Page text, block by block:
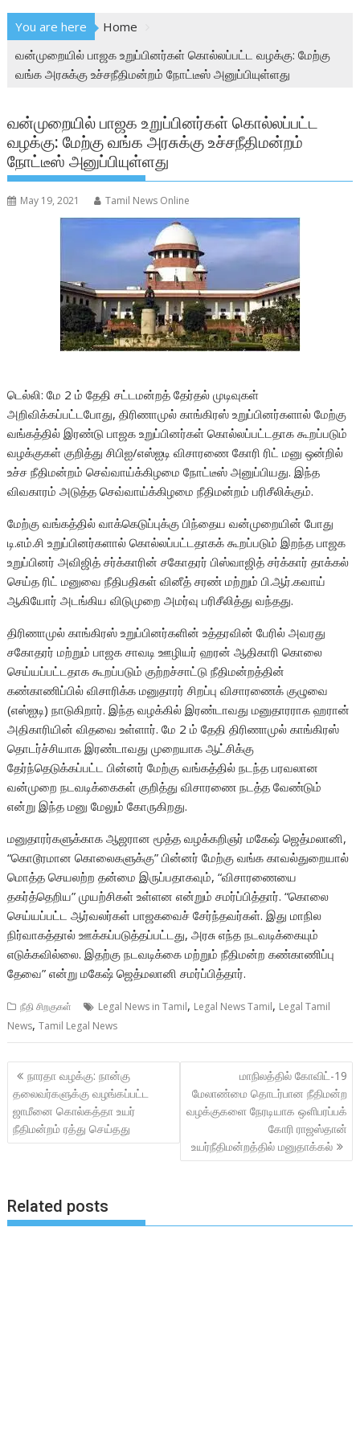
You are here
Home
வன்முறையில் பாஜக உறுப்பினர்கள் கொல்லப்பட்ட வழக்கு: மேற்கு
வங்க அரசுக்கு உச்சநீதிமன்றம் நோட்டீஸ் அனுப்பியுள்ளது
வன்முறையில் பாஜக உறுப்பினர்கள் கொல்லப்பட்ட
வழக்கு: மேற்கு வங்க அரசுக்கு உச்சநீதிமன்றம்
நோட்டீஸ் அனுப்பியுள்ளது
May 19, 2021 Tamil News Online
டெல்லி: மே 2 ம் தேதி சட்டமன்றத் தேர்தல் முடிவுகள்
அறிவிக்கப்பட்டபோது, திரிணாமுல் காங்கிரஸ் உறுப்பினர்களால் மேற்கு
வங்கத்தில் இரண்டு பாஜக உறுப்பினர்கள் கொல்லப்பட்டதாக கூறப்படும்
வழக்குகள் குறித்து சிபிஐ/எஸ்ஐடி விசாரணை கோரி ரிட் மனு ஒன்றில்
உச்ச நீதிமன்றம் செவ்வாய்க்கிழமை நோட்டீஸ் அனுப்பியது. இந்த
விவகாரம் அடுத்த செவ்வாய்க்கிழமை நீதிமன்றம் பரிசீலிக்கும்.
மேற்கு வங்கத்தில் வாக்கெடுப்புக்கு பிந்தைய வன்முறையின் போது
டி.எம்.சி உறுப்பினர்களால் கொல்லப்பட்டதாகக் கூறப்படும் இறந்த பாஜக
உறுப்பினர் அவிஜித் சர்க்காரின் சகோதரர் பிஸ்வாஜித் சர்க்கார் தாக்கல்
செய்த ரிட் மனுவை நீதிபதிகள் வினீத் சரண் மற்றும் பி.ஆர்.கவாய்
ஆகியோர் அடங்கிய விடுமுறை அமர்வு பரிசீலித்து வந்தது.
திரிணாமுல் காங்கிரஸ் உறுப்பினர்களின் உத்தரவின் பேரில் அவரது
சகோதரர் மற்றும் பாஜக சாவடி ஊழியர் ஹரன் ஆதிகாரி கொலை
செய்யப்பட்டதாக கூறப்படும் குற்றச்சாட்டு நீதிமன்றத்தின்
கண்காணிப்பில் விசாரிக்க மனுதாரர் சிறப்பு விசாரணைக் குழுவை
(எஸ்ஐடி) நாடுகிறார். இந்த வழக்கில் இரண்டாவது மனுதாரராக ஹரான்
அதிகாரியின் விதவை உள்ளார். மே 2 ம் தேதி திரிணாமுல் காங்கிரஸ்
தொடர்ச்சியாக இரண்டாவது முறையாக ஆட்சிக்கு
தேர்ந்தெடுக்கப்பட்ட பின்னர் மேற்கு வங்கத்தில் நடந்த பரவலான
வன்முறை நடவடிக்கைகள் குறித்து விசாரணை நடத்த வேண்டும்
என்று இந்த மனு மேலும் கோருகிறது.
மனுதாரர்களுக்காக ஆஜரான மூத்த வழக்கறிஞர் மகேஷ் ஜெத்மலானி,
“கொடூரமான கொலைகளுக்கு” பின்னர் மேற்கு வங்க காவல்துறையால்
மொத்த செயலற்ற தன்மை இருப்பதாகவும், “விசாரணையை
தகர்த்தெறிய” முயற்சிகள் உள்ளன என்றும் சமர்ப்பித்தார். “கொலை
செய்யப்பட்ட ஆர்வலர்கள் பாஜகவைச் சேர்ந்தவர்கள். இது மாநில
நிர்வாகத்தால் ஊக்கப்படுத்தப்பட்டது, அரசு எந்த நடவடிக்கையும்
எடுக்கவில்லை. இதற்கு நடவடிக்கை மற்றும் நீதிமன்ற கண்காணிப்பு
தேவை” என்று மகேஷ் ஜெத்மலானி சமர்ப்பித்தார்.
நீதி சிறகுகள் Legal News in Tamil, Legal News Tamil, Legal Tamil
News,Tamil Legal News
Post
navigation
நாரதா வழக்கு: நான்கு
தலைவர்களுக்கு வழங்கப்பட்ட
ஜாமீனை கொல்கத்தா உயர்
நீதிமன்றம் ரத்து செய்தது
மாநிலத்தில் கோவிட்-19
மேலாண்மை தொடர்பான நீதிமன்ற
வழக்குகளை நேரடியாக ஒளிபரப்பக்
கோரி ராஜஸ்தான்
உயர்நீதிமன்றத்தில் மனுதாக்கல்
Related posts